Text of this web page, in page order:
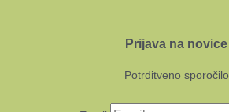
Prijava na novice
Potrditveno sporočilo